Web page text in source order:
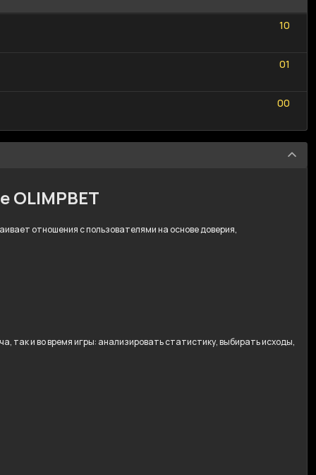
1
1
0
0
01
00
OLIMPBET
отношения с пользователями на основе доверия,
так и во время игры: анализировать статистику, выбирать исходы,